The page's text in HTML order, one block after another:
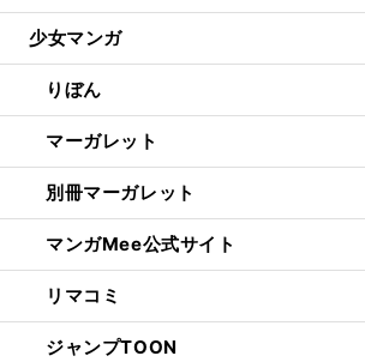
少女マンガ
りぼん
マーガレット
別冊マーガレット
マンガMee公式サイト
リマコミ
ジャンプTOON